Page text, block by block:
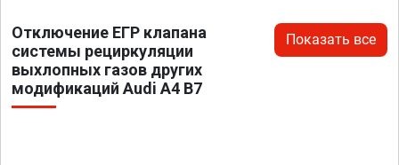
Отключение ЕГР клапана
системы рециркуляции
выхлопных газов других
модификаций Audi A4 B7
Показать все